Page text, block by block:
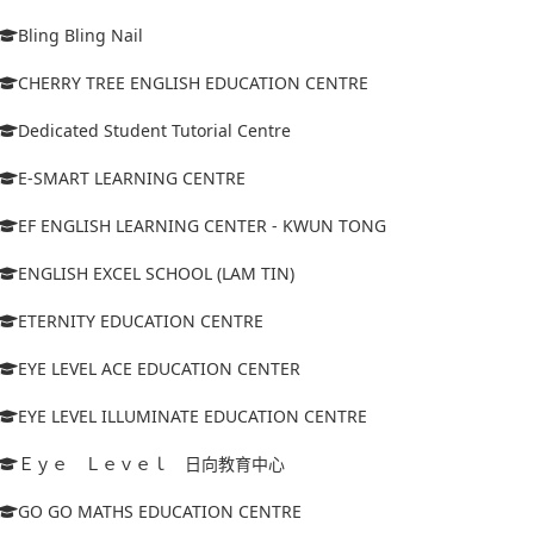
Bling Bling Nail
CHERRY TREE ENGLISH EDUCATION CENTRE
Dedicated Student Tutorial Centre
E-SMART LEARNING CENTRE
EF ENGLISH LEARNING CENTER - KWUN TONG
ENGLISH EXCEL SCHOOL (LAM TIN)
ETERNITY EDUCATION CENTRE
EYE LEVEL ACE EDUCATION CENTER
EYE LEVEL ILLUMINATE EDUCATION CENTRE
Ｅｙｅ Ｌｅｖｅｌ 日向教育中心
GO GO MATHS EDUCATION CENTRE